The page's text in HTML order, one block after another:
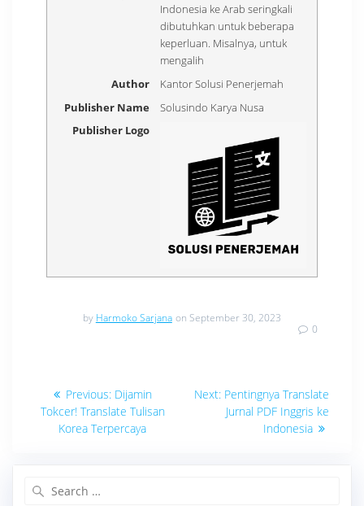
Indonesia ke Arab seringkali
dibutuhkan untuk beberapa
keperluan. Misalnya, untuk
mengalih
Author
Kantor Solusi Penerjemah
Publisher Name
Solusindo Karya Nusa
Publisher Logo
by Harmoko Sarjana on September 30, 2023
0
Navigasi
pos
Previous: Previous
post:
Dijamin
Tokcer! Translate Tulisan
Korea Terpercaya
Next: Next
post:
Pentingnya Translate
Jurnal PDF Inggris ke
Indonesia